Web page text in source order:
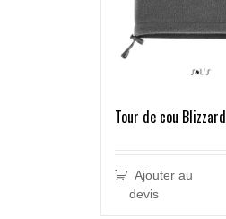
Tour de cou Blizzard
Ajouter au
devis